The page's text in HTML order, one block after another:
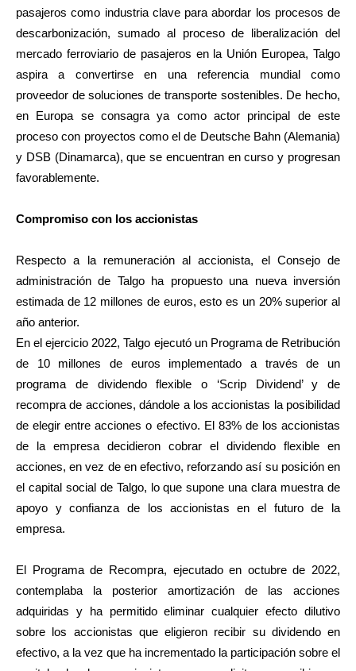
pasajeros como industria clave para abordar los procesos de
descarbonización, sumado al proceso de liberalización del
mercado ferroviario de pasajeros en la Unión Europea, Talgo
aspira a convertirse en una referencia mundial como
proveedor de soluciones de transporte sostenibles. De hecho,
en Europa se consagra ya como actor principal de este
proceso con proyectos como el de Deutsche Bahn (Alemania)
y DSB (Dinamarca), que se encuentran en curso y progresan
favorablemente.
Compromiso con los accionistas
Respecto a la remuneración al accionista, el Consejo de
administración de Talgo ha propuesto una nueva inversión
estimada de 12 millones de euros, esto es un 20% superior al
año anterior.
En el ejercicio 2022, Talgo ejecutó un Programa de Retribución
de 10 millones de euros implementado a través de un
programa de dividendo flexible o ‘Scrip Dividend’ y de
recompra de acciones, dándole a los accionistas la posibilidad
de elegir entre acciones o efectivo. El 83% de los accionistas
de la empresa decidieron cobrar el dividendo flexible en
acciones, en vez de en efectivo, reforzando así su posición en
el capital social de Talgo, lo que supone una clara muestra de
apoyo y confianza de los accionistas en el futuro de la
empresa.
El Programa de Recompra, ejecutado en octubre de 2022,
contemplaba la posterior amortización de las acciones
adquiridas y ha permitido eliminar cualquier efecto dilutivo
sobre los accionistas que eligieron recibir su dividendo en
efectivo, a la vez que ha incrementado la participación sobre el